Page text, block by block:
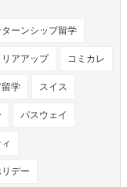
ターンシップ留学
リアアップ コミカレ
学 スイス
パスウェイ
デー